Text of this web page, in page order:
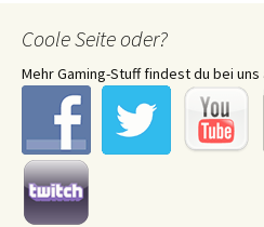
Coole Seite oder?
Mehr Gaming-Stuff findest du bei uns